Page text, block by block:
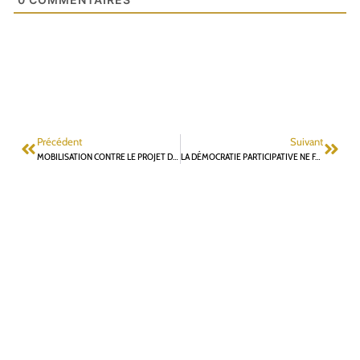
Précédent
MOBILISATION CONTRE LE PROJET DE RÉNOVATION DE LA RUE BOUCICAUT
Suivant
LA DÉMOCRATIE PARTICIPATIVE NE FAIT PAS FORCÉMENT BON MÉNAGE AVEC L’URBANISME À FONTENAY-AUX-ROSES